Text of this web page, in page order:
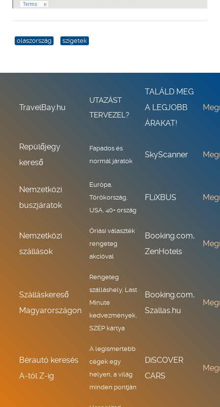
olaszország szigetek
TravelBay.hu
UTAZÁST
TERVEZEL?
TALÁLD MEG
A LEGJOBB
ÁRAKAT!
Repülőjegy
kereső
Fapados és
normál járatok
SkyScanner
Nemzetközi
buszjáratok
Európa,
Törökország,
USA, 40+ ország
FLiXBUS
Nemzetközi
szállások
Óriási választék
rengeteg
akcióval
Booking.com,
ZenHotels
Szálláskereső
Magyarországon
Rengeteg
szálláshely, Last
Minute
kedvezmények,
SZÉP kártya
Booking.com,
Szallas.hu
Bérautó keresés
A-tól Z-ig
A legismertebb
cégek egy
helyen, a világ
minden pontján
DiSCOVER
CARS